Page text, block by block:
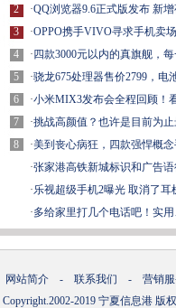
2
3
4
5
6
7
8
·QQ浏览器9.6正式版发布 新
·OPPO携手VIVO寻求手机卖
·四款3000元以内的真旗舰，
·骁龙675处理器售价2799，电
·小米MIX3发布会全程回顾！
·挑战高颜值？也许是目前为
·美到丧心病狂，四款强悍概
·张家港高铁新城标识和广告
· 乐视超级手机2曝光 取消了耳
·多给家里打几个电话吧！实
网站简介 - 联系我们 - 营销
Copyright.2002-2019 宁夏信息港 版